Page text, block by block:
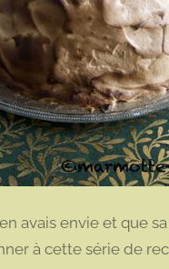
avais envie et que
à cette série de